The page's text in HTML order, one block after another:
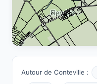
Autour de Conteville :